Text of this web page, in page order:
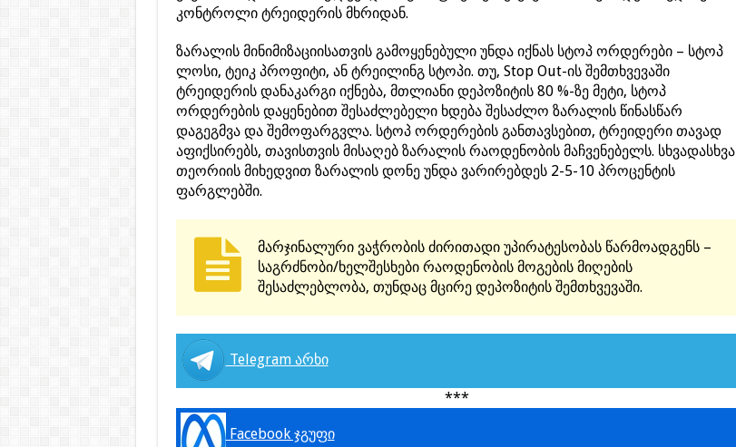
კონტროლი ტრეიდერის მხრიდან.
ზარალის მინიმიზაციისათვის გამოყენებული უნდა იქნას სტოპ ორდერები – სტოპ
ლოსი, ტეიკ პროფიტი, ან ტრეილინგ სტოპი. თუ, Stop Out-ის შემთხვევაში
ტრეიდერის დანაკარგი იქნება, მთლიანი დეპოზიტის 80 %-ზე მეტი, სტოპ
ორდერების დაყენებით შესაძლებელი ხდება შესაძლო ზარალის წინასწარ
დაგეგმვა და შემოფარგვლა. სტოპ ორდერების განთავსებით, ტრეიდერი თავად
აფიქსირებს, თავისთვის მისაღებ ზარალის რაოდენობის მაჩვენებელს. სხვადასხვა
თეორიის მიხედვით ზარალის დონე უნდა ვარირებდეს 2-5-10 პროცენტის
ფარგლებში.
მარჯინალური ვაჭრობის ძირითადი უპირატესობას წარმოადგენს –
საგრძნობი/ხელშესხები რაოდენობის მოგების მიღების
შესაძლებლობა, თუნდაც მცირე დეპოზიტის შემთხვევაში.
Telegram არხი
***
Facebook ჯგუფი